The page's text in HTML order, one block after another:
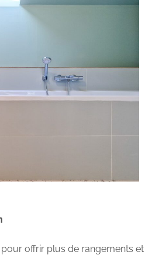
offrir plus de rangements et